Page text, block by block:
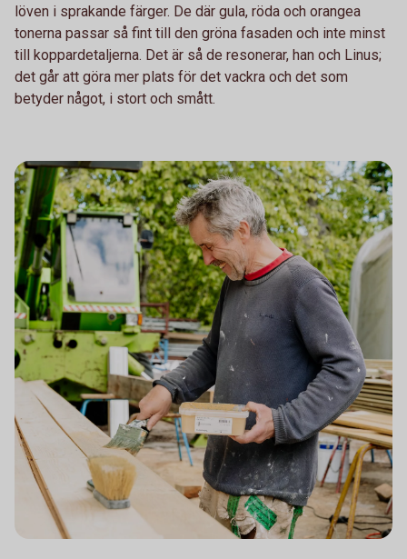
löven i sprakande färger. De där gula, röda och orangea
tonerna passar så fint till den gröna fasaden och inte minst
till koppardetaljerna. Det är så de resonerar, han och Linus;
det går att göra mer plats för det vackra och det som
betyder något, i stort och smått.